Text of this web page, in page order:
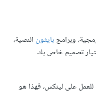
وبرامجبايثون النصية،
تصميم خاص بك
على لينكس، فهذا هو